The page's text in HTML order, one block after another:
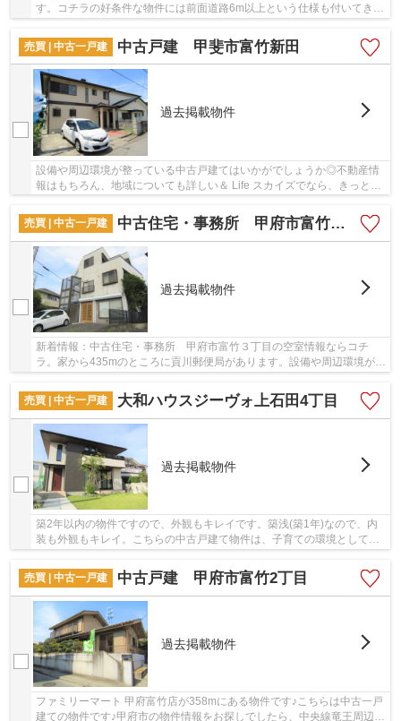
す。コチラの好条件な物件には前面道路6m以上という仕様も付いてきま
す。平成28年6月築の物件です。中古の戸建て物件...
売買 | 中古一戸建
中古戸建 甲斐市富竹新田
過去掲載物件
設備や周辺環境が整っている中古戸建てはいかがでしょうか◎不動産情
報はもちろん、地域についても詳しい＆ Life スカイズでなら、きっとお
売買 | 中古一戸建
中古住宅・事務所 甲府市富竹３丁目
過去掲載物件
新着情報：中古住宅・事務所 甲府市富竹３丁目の空室情報ならコチ
ラ。家から435mのところに貢川郵便局があります。設備や周辺環境が整
売買 | 中古一戸建
大和ハウスジーヴォ上石田4丁目
過去掲載物件
築2年以内の物件ですので、外観もキレイです。築浅(築1年)なので、内
装も外観もキレイ。こちらの中古戸建て物件は、子育ての環境としても
売買 | 中古一戸建
中古戸建 甲府市富竹2丁目
過去掲載物件
ファミリーマート 甲府富竹店が358mにある物件です♪こちらは中古一戸
建ての物件です♪甲府市の物件情報をお探しでしたら、中央線竜王周辺に